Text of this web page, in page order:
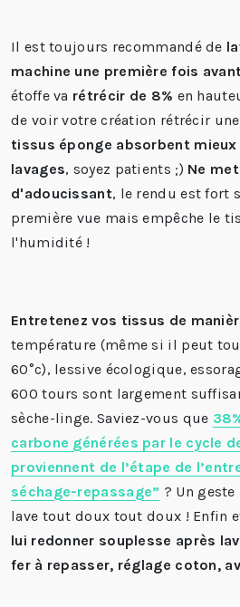
Il est toujours recommandé de
machine une première fois
étoffe va rétrécir de 8% en
de voir votre création rétrécir
tissus éponge absorbent mieux
lavages, soyez patients ;) Ne
d'adoucissant, le rendu est fort
première vue mais empêche le
l'humidité !
Entretenez vos tissus de
température (même si il peut
60°c), lessive écologique,
600 tours sont largement
sèche-linge. Saviez-vous que
carbone générées par le cycle
proviennent de l’étape de
séchage-repassage” ? Un
lave tout doux tout doux ! Enfin
lui redonner souplesse après
fer à repasser, réglage coton,